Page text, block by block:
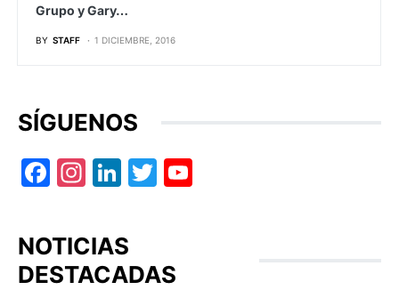
Grupo y Gary…
BY STAFF 1 DICIEMBRE, 2016
SÍGUENOS
Facebook
Instagram
LinkedIn
Twitter
NOTICIAS
DESTACADAS